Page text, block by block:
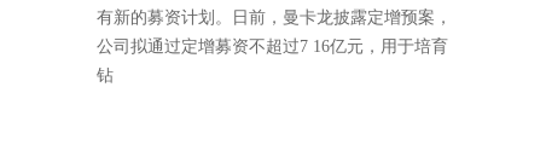
有新的募资计划。日前，曼卡龙披露定增预案，
公司拟通过定增募资不超过7 16亿元，用于培育
钻